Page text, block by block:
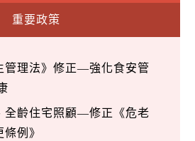
重要政策
管理法》修正—強化食安管
全齡住宅照顧—修正《危老
例》